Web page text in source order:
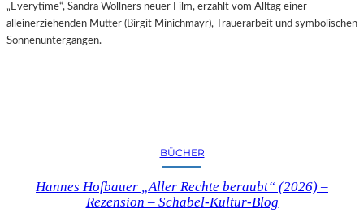
„Everytime“, Sandra Wollners neuer Film, erzählt vom Alltag einer
alleinerziehenden Mutter (Birgit Minichmayr), Trauerarbeit und symbolischen
Sonnenuntergängen.
BÜCHER
Hannes Hofbauer „Aller Rechte beraubt“ (2026) –
Rezension – Schabel-Kultur-Blog